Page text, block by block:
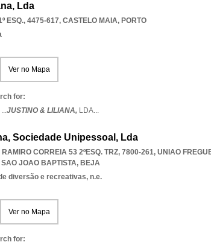
Lda
ESQ., 4475-617, CASTELO MAIA, PORTO
Ver no Mapa
for:
JUSTINO & LILIANA, LDA...
Sociedade Unipessoal, Lda
CORREIA 53 2ºESQ. TRZ, 7800-261, UNIAO
JOAO BAPTISTA, BEJA
diversão e recreativas, n.e.
Ver no Mapa
for: